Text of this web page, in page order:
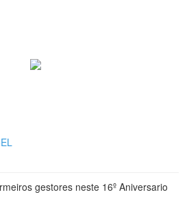
gestores neste 16º Aniversario